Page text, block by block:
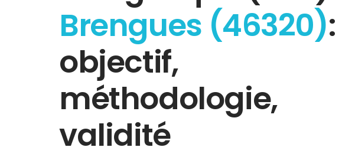
Brengues (46320):
objectif,
méthodologie,
validité